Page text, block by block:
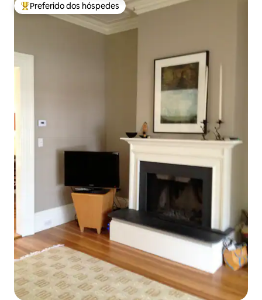
Entre os melhores preferidos dos hóspedes
Preferido dos hóspedes